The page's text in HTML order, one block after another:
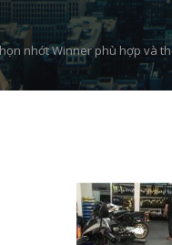
nhớt Winner phù hợp và